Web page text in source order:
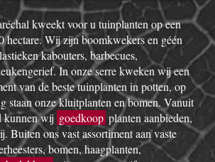
kweekt voor u tuinplanten op een
hectare. Wij zijn boomkwekers en géén
kabouters, barbecues,
In onze serre kweken wij een
van de beste tuinplanten in potten, op
staan onze kluitplanten en bomen. Vanuit
kunnen wij goedkoop planten aanbieden,
Buiten ons vast assortiment aan vaste
bomen, haagplanten,